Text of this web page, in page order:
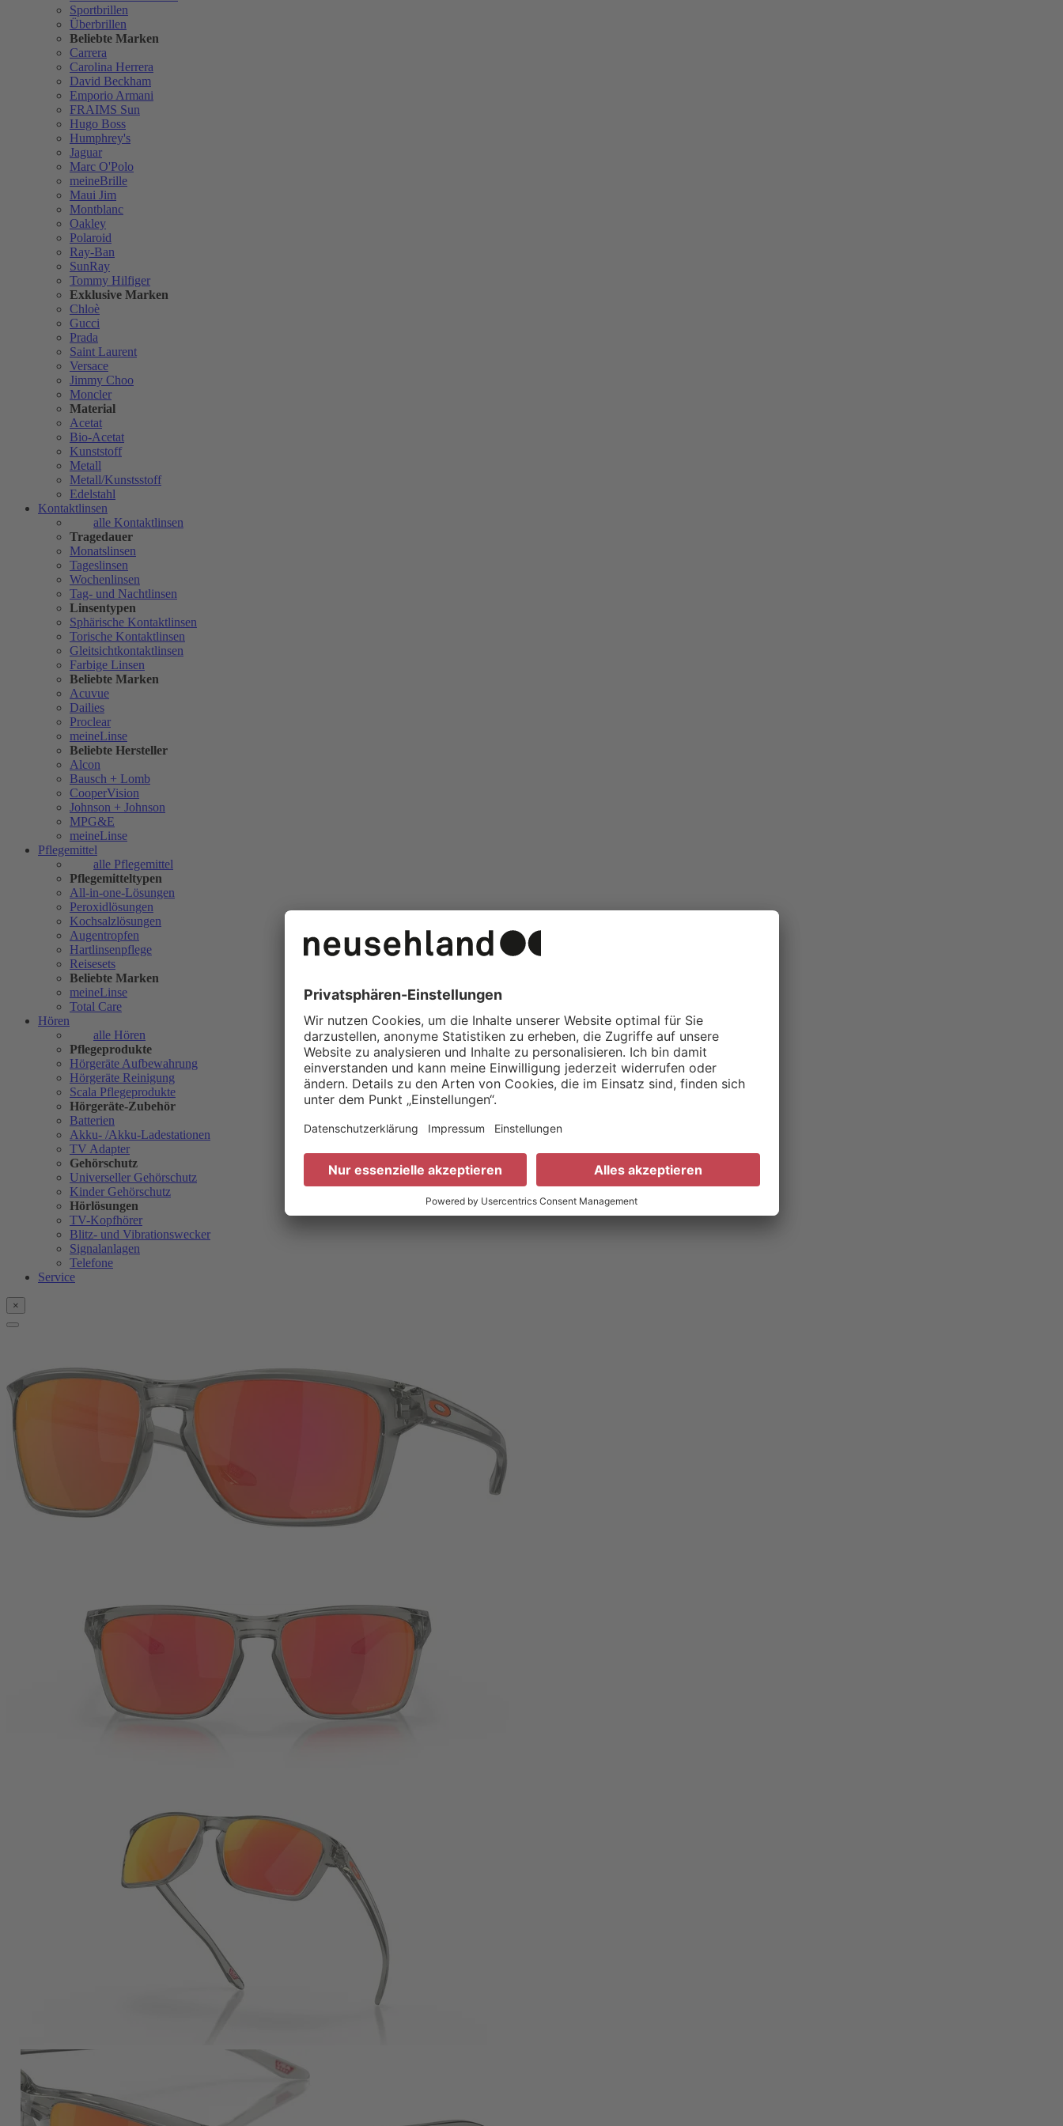
Sportbrillen
Überbrillen
Beliebte Marken
Carrera
Carolina Herrera
David Beckham
Emporio Armani
FRAIMS Sun
Hugo Boss
Humphrey's
Jaguar
Marc O'Polo
meineBrille
Maui Jim
Montblanc
Oakley
Polaroid
Ray-Ban
SunRay
Tommy Hilfiger
Exklusive Marken
Chloè
Gucci
Prada
Saint Laurent
Versace
Jimmy Choo
Moncler
Material
Acetat
Bio-Acetat
Kunststoff
Metall
Metall/Kunstsstoff
Edelstahl
Kontaktlinsen
alle Kontaktlinsen
Tragedauer
Monatslinsen
Tageslinsen
Wochenlinsen
Tag- und Nachtlinsen
Linsentypen
Sphärische Kontaktlinsen
Torische Kontaktlinsen
Gleitsichtkontaktlinsen
Farbige Linsen
Beliebte Marken
Acuvue
Dailies
Proclear
meineLinse
Beliebte Hersteller
Alcon
Bausch + Lomb
CooperVision
Johnson + Johnson
MPG&E
meineLinse
Pflegemittel
alle Pflegemittel
Pflegemitteltypen
All-in-one-Lösungen
Peroxidlösungen
Kochsalzlösungen
Augentropfen
Hartlinsenpflege
Reisesets
Beliebte Marken
meineLinse
Total Care
Hören
alle Hören
Pflegeprodukte
Hörgeräte Aufbewahrung
Hörgeräte Reinigung
Scala Pflegeprodukte
Hörgeräte-Zubehör
Batterien
Akku- /Akku-Ladestationen
TV Adapter
Gehörschutz
Universeller Gehörschutz
Kinder Gehörschutz
Hörlösungen
TV-Kopfhörer
Blitz- und Vibrationswecker
Signalanlagen
Telefone
Service
×